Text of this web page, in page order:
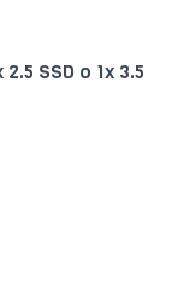
SSD o 1x 3.5